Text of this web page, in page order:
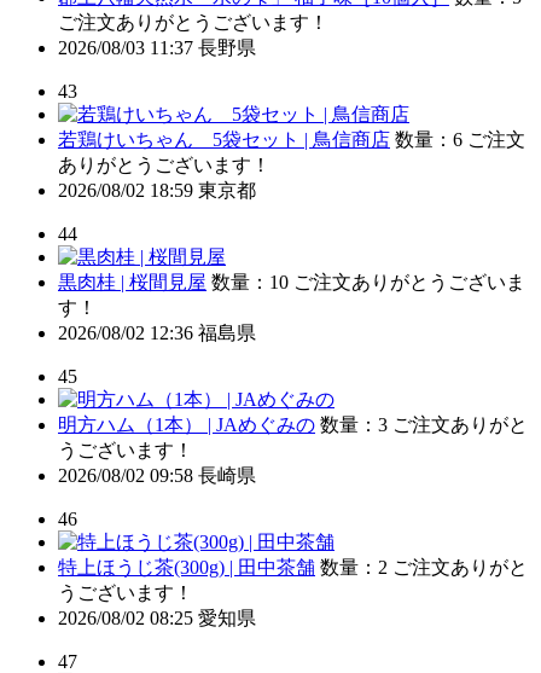
ご注文ありがとうございます！
2026/08/03 11:37 長野県
43
若鶏けいちゃん 5袋セット | 鳥信商店 数量：6 ご注文
ありがとうございます！
2026/08/02 18:59 東京都
44
黒肉桂 | 桜間見屋 数量：10 ご注文ありがとうございま
す！
2026/08/02 12:36 福島県
45
明方ハム（1本） | JAめぐみの 数量：3 ご注文ありがと
うございます！
2026/08/02 09:58 長崎県
46
特上ほうじ茶(300g) | 田中茶舗 数量：2 ご注文ありがと
うございます！
2026/08/02 08:25 愛知県
47